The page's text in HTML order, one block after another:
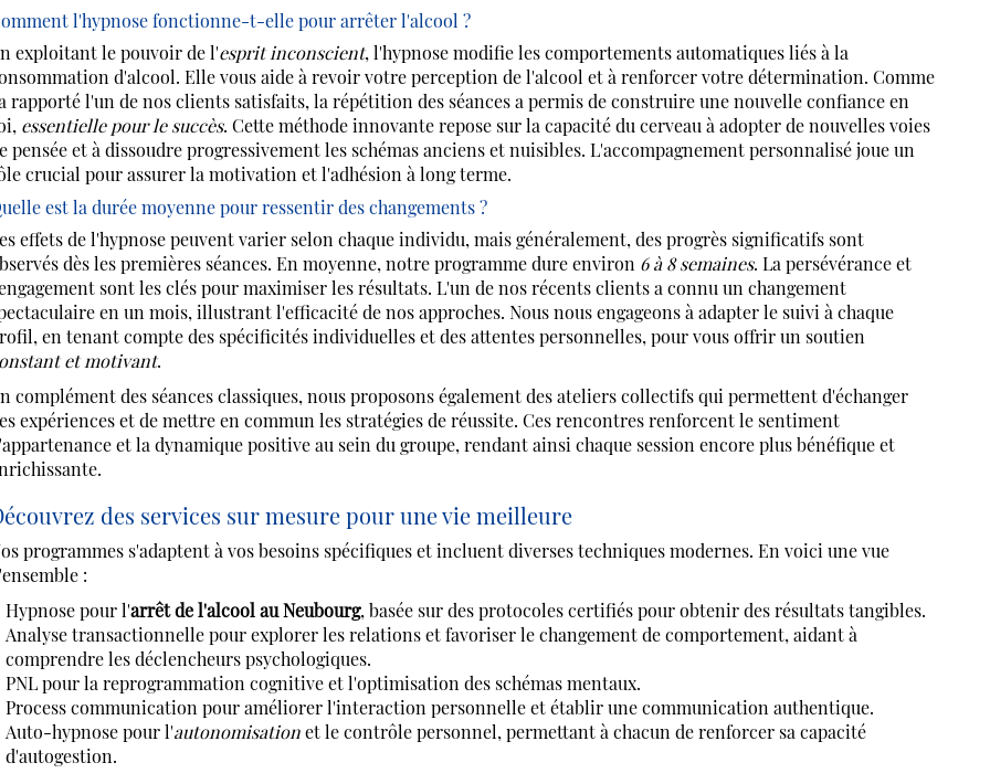
l'hypnose fonctionne-t-elle pour arrêter l'alcool ?
exploitant le pouvoir de l'esprit inconscient, l'hypnose modifie les comportements automatiques liés à la
d'alcool. Elle vous aide à revoir votre perception de l'alcool et à renforcer votre détermination. Comme
rapporté l'un de nos clients satisfaits, la répétition des séances a permis de construire une nouvelle confiance en
essentielle pour le succès. Cette méthode innovante repose sur la capacité du cerveau à adopter de nouvelles voies
pensée et à dissoudre progressivement les schémas anciens et nuisibles. L'accompagnement personnalisé joue un
crucial pour assurer la motivation et l'adhésion à long terme.
est la durée moyenne pour ressentir des changements ?
effets de l'hypnose peuvent varier selon chaque individu, mais généralement, des progrès significatifs sont
dès les premières séances. En moyenne, notre programme dure environ 6 à 8 semaines. La persévérance et
sont les clés pour maximiser les résultats. L'un de nos récents clients a connu un changement
en un mois, illustrant l'efficacité de nos approches. Nous nous engageons à adapter le suivi à chaque
en tenant compte des spécificités individuelles et des attentes personnelles, pour vous offrir un soutien
et motivant.
complément des séances classiques, nous proposons également des ateliers collectifs qui permettent d'échanger
expériences et de mettre en commun les stratégies de réussite. Ces rencontres renforcent le sentiment
et la dynamique positive au sein du groupe, rendant ainsi chaque session encore plus bénéfique et
des services sur mesure pour une vie meilleure
programmes s'adaptent à vos besoins spécifiques et incluent diverses techniques modernes. En voici une vue
:
Hypnose pour l'arrêt de l'alcool au Neubourg, basée sur des protocoles certifiés pour obtenir des résultats tangibles.
Analyse transactionnelle pour explorer les relations et favoriser le changement de comportement, aidant à
comprendre les déclencheurs psychologiques.
PNL pour la reprogrammation cognitive et l'optimisation des schémas mentaux.
Process communication pour améliorer l'interaction personnelle et établir une communication authentique.
Auto-hypnose pour l'autonomisationet le contrôle personnel, permettant à chacun de renforcer sa capacité
d'autogestion.